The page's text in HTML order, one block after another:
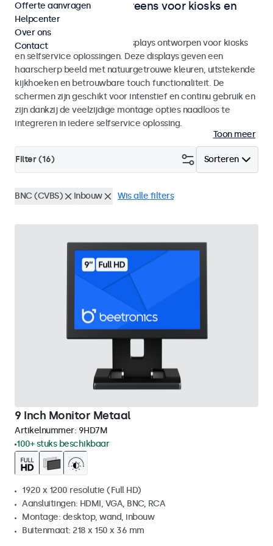
Monitoren en touchscreens voor kiosks en
selfservice
Monitoren en touchscreen displays ontworpen voor kiosks
en selfservice oplossingen. Deze displays geven een
haarscherp beeld met natuurgetrouwe kleuren, uitstekende
kijkhoeken en betrouwbare touch functionaliteit. De
schermen zijn geschikt voor intenstief en continu gebruik en
zijn dankzij de veelzijdige montage opties naadloos te
integreren in iedere selfservice oplossing.
Toon meer
Sorteren
Filter (16)
BNC (CVBS) Inbouw Wis alle filters
9 Inch Monitor Metaal
Artikelnummer: 9HD7M
100+ stuks beschikbaar
1920 x 1200 resolutie (Full HD)
Aansluitingen: HDMI, VGA, BNC, RCA
Montage: desktop, wand, inbouw
Buitenmaat: 218 x 150 x 36 mm
Offerte aanvragen
Helpcenter
Over ons
Contact